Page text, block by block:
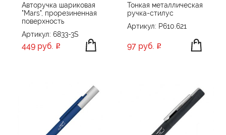
Авторучка шариковая
"Mars", прорезиненная
поверхность
Артикул: 6833-3S
449 руб.
Тонкая металлическая
ручка-стилус
Артикул: P610.621
97 руб.